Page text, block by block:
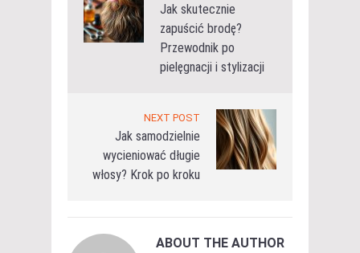
Jak skutecznie
zapuścić brodę?
Przewodnik po
pielęgnacji i stylizacji
NEXT POST
Jak samodzielnie
wycieniować długie
włosy? Krok po kroku
ABOUT THE AUTHOR